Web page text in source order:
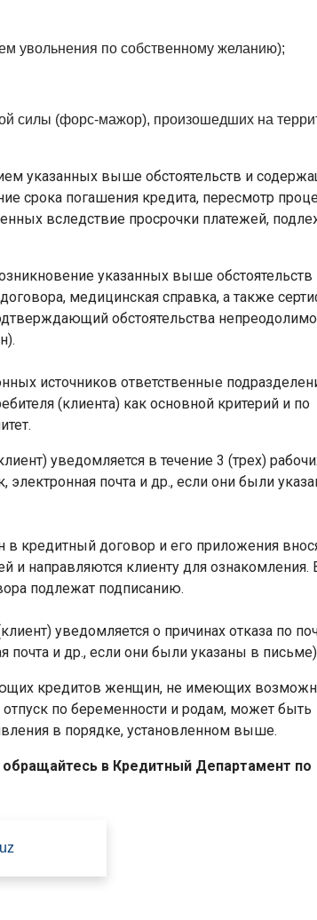
увольнения по собственному желанию);
силы (форс-мажор), произошедших на
указанных выше обстоятельств и
срока погашения кредита, пересмотр
вследствие просрочки платежей,
указанных выше обстоятельств
медицинская справка, а также
обстоятельства
источников ответственные
(клиента) как основной критерий и по
уведомляется в течение 3 (трех)
почта и др., если они были
в кредитный договор и его приложения
и направляются клиенту для ознакомления.
подлежат подписанию.
уведомляется о причинах отказа по
и др., если они были указаны в
кредитов женщин, не имеющих
по беременности и родам, может быть
в порядке, установленном выше.
в Кредитный Департамент по